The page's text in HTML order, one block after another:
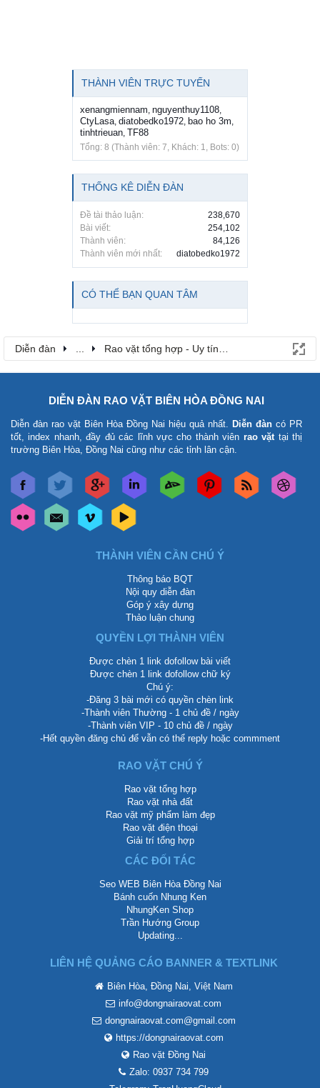
THÀNH VIÊN TRỰC TUYẾN
xenangmiennam nguyenthuy1108
CtyLasa diatobedko1972 bao ho 3m
tinhtrieuan TF88
Tổng: 8 (Thành viên: 7, Khách: 1, Bots: 0)
THỐNG KÊ DIỄN ĐÀN
Đề tài thảo luận:
238,670
Bài viết:
254,102
Thành viên:
84,126
Thành viên mới nhất:
diatobedko1972
CÓ THỂ BẠN QUAN TÂM
Diễn đàn Rao vặt tổng hợp - Uy tín - Miễn phí
DIỄN ĐÀN RAO VẶT BIÊN HÒA ĐỒNG NAI
Diễn đàn rao vặt Biên Hòa Đồng Nai hiệu quả nhất. Diễn đàn có PR
tốt, index nhanh, đầy đủ các lĩnh vực cho thành viên rao vặt tại thị
trường Biên Hòa, Đồng Nai cũng như các tỉnh lân cận.
THÀNH VIÊN CẦN CHÚ Ý
Thông báo BQT
Nội quy diễn đàn
Góp ý xây dựng
Thảo luận chung
QUYỀN LỢI THÀNH VIÊN
Được chèn 1 link dofollow bài viết
Được chèn 1 link dofollow chữ ký
Chú ý:
-Đăng 3 bài mới có quyền chèn link
-Thành viên Thường - 1 chủ đề / ngày
-Thành viên VIP - 10 chủ đề / ngày
-Hết quyền đăng chủ để vẫn có thể reply hoặc commment
RAO VẶT CHÚ Ý
Rao vặt tổng hợp
Rao vặt nhà đất
Rao vặt mỹ phẩm làm đẹp
Rao vặt điện thoại
Giải trí tổng hợp
CÁC ĐỐI TÁC
Seo WEB Biên Hòa Đồng Nai
Bánh cuốn Nhung Ken
NhungKen Shop
Trần Hướng Group
Updating...
LIÊN HỆ QUẢNG CÁO BANNER & TEXTLINK
Biên Hòa, Đồng Nai, Việt Nam
info@dongnairaovat.com
dongnairaovat.com@gmail.com
https://dongnairaovat.com
Rao vặt Đồng Nai
Zalo: 0937 734 799